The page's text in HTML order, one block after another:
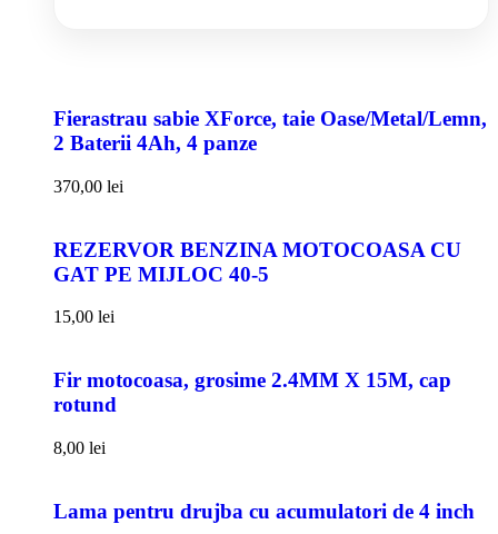
Fierastrau sabie XForce, taie Oase/Metal/Lemn,
2 Baterii 4Ah, 4 panze
370,00 lei
REZERVOR BENZINA MOTOCOASA CU
GAT PE MIJLOC 40-5
15,00 lei
Fir motocoasa, grosime 2.4MM X 15M, cap
rotund
8,00 lei
Lama pentru drujba cu acumulatori de 4 inch